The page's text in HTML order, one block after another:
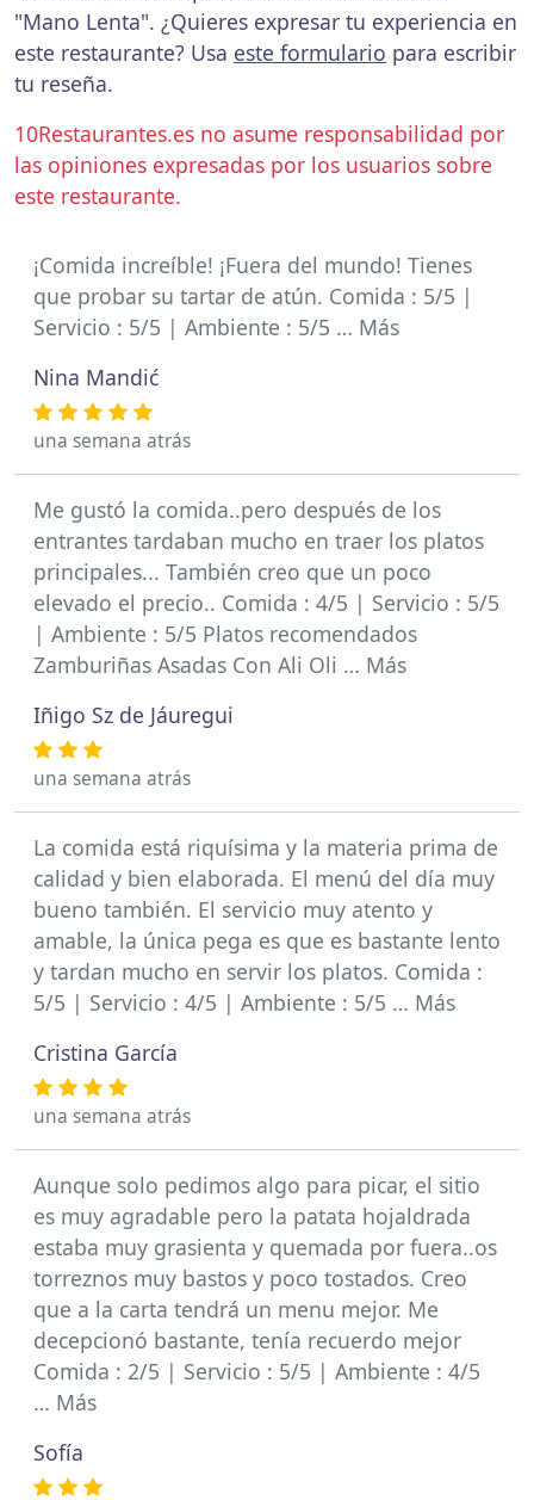
"Mano Lenta". ¿Quieres expresar tu experiencia en
este restaurante? Usa este formulario para escribir
tu reseña.
10Restaurantes.es no asume responsabilidad por
las opiniones expresadas por los usuarios sobre
este restaurante.
¡Comida increíble! ¡Fuera del mundo! Tienes
que probar su tartar de atún. Comida : 5/5 |
Servicio : 5/5 | Ambiente : 5/5 … Más
Nina Mandić
una semana atrás
Me gustó la comida..pero después de los
entrantes tardaban mucho en traer los platos
principales... También creo que un poco
elevado el precio.. Comida : 4/5 | Servicio : 5/5
| Ambiente : 5/5 Platos recomendados
Zamburiñas Asadas Con Ali Oli … Más
Iñigo Sz de Jáuregui
una semana atrás
La comida está riquísima y la materia prima de
calidad y bien elaborada. El menú del día muy
bueno también. El servicio muy atento y
amable, la única pega es que es bastante lento
y tardan mucho en servir los platos. Comida :
5/5 | Servicio : 4/5 | Ambiente : 5/5 … Más
Cristina García
una semana atrás
Aunque solo pedimos algo para picar, el sitio
es muy agradable pero la patata hojaldrada
estaba muy grasienta y quemada por fuera..os
torreznos muy bastos y poco tostados. Creo
que a la carta tendrá un menu mejor. Me
decepcionó bastante, tenía recuerdo mejor
Comida : 2/5 | Servicio : 5/5 | Ambiente : 4/5
… Más
Sofía